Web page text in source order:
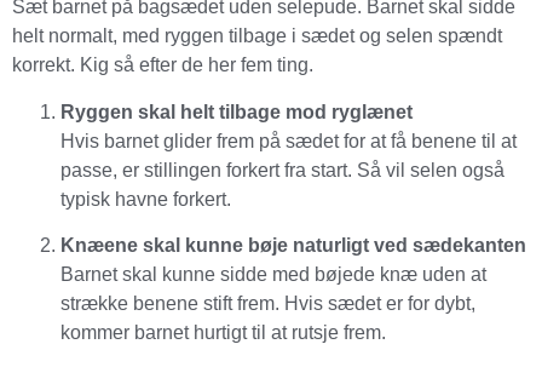
Sæt barnet på bagsædet uden selepude. Barnet skal sidde
helt normalt, med ryggen tilbage i sædet og selen spændt
korrekt. Kig så efter de her fem ting.
Ryggen skal helt tilbage mod ryglænet
Hvis barnet glider frem på sædet for at få benene til at
passe, er stillingen forkert fra start. Så vil selen også
typisk havne forkert.
Knæene skal kunne bøje naturligt ved sædekanten
Barnet skal kunne sidde med bøjede knæ uden at
strække benene stift frem. Hvis sædet er for dybt,
kommer barnet hurtigt til at rutsje frem.